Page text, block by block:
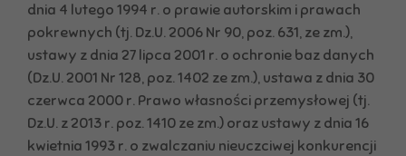
dnia 4 lutego 1994 r. o prawie autorskim i prawach
pokrewnych (tj. Dz.U. 2006 Nr 90, poz. 631, ze zm.),
ustawy z dnia 27 lipca 2001 r. o ochronie baz danych
(Dz.U. 2001 Nr 128, poz. 1402 ze zm.), ustawa z dnia 30
czerwca 2000 r. Prawo własności przemysłowej (tj.
Dz.U. z 2013 r. poz. 1410 ze zm.) oraz ustawy z dnia 16
kwietnia 1993 r. o zwalczaniu nieuczciwej konkurencji